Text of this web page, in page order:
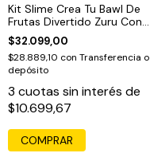
Kit Slime Crea Tu Bawl De
Frutas Divertido Zuru Con
Embalaje Adicional
$32.099,00
$28.889,10 con Transferencia o
depósito
3 cuotas sin interés de
$10.699,67